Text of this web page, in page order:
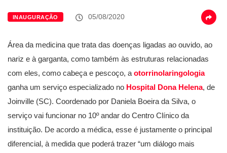
INAUGURAÇÃO 05/08/2020
Área da medicina que trata das doenças ligadas ao ouvido, ao
nariz e à garganta, como também às estruturas relacionadas
com eles, como cabeça e pescoço, a otorrinolaringologia
ganha um serviço especializado no Hospital Dona Helena, de
Joinville (SC). Coordenado por Daniela Boeira da Silva, o
serviço vai funcionar no 10º andar do Centro Clínico da
instituição. De acordo a médica, esse é justamente o principal
diferencial, à medida que poderá trazer “um diálogo mais